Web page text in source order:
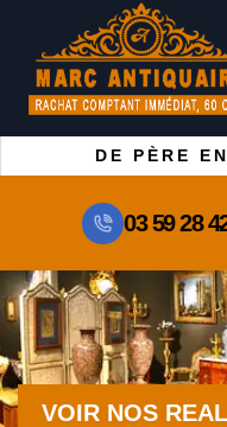
DE PÈRE
03 59 28
VOIR NOS